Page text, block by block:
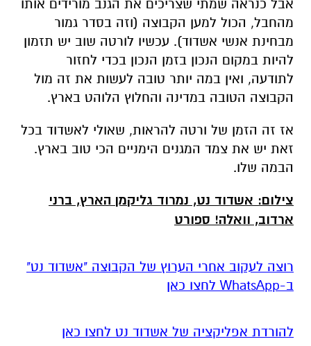
אבל כנראה שמתי שצריכים את הגנב מורידים אותו
מהחבל, הכול למען הקבוצה (וזה בסדר גמור
מבחינת אנשי אשדוד). עכשיו לורטה שוב יש תזמון
להיות במקום הנכון בזמן הנכון בכדי לחזור
לתודעה, ואין במה יותר טובה לעשות את זה מול
הקבוצה הטובה במדינה והחלוץ הלוהט בארץ.
אז זה הזמן של ורטה להראות, שאולי לאשדוד בכל
זאת יש את צמד המגנים הימניים הכי טוב בארץ.
הבמה שלו.
צילום: אשדוד נט, נמרוד גליקמן הארץ, ברני
ארדוב, וואלה! ספורט
רוצה לעקוב אחרי הערוץ של הקבוצה "אשדוד נט"
ב-WhatsApp לחצו כאן
להורדת אפליקציה של אשדוד נט לחצו כאן